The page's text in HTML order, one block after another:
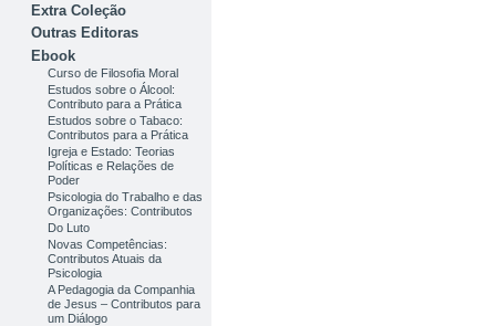
Extra Coleção
Outras Editoras
Ebook
Curso de Filosofia Moral
Estudos sobre o Álcool:
Contributo para a Prática
Estudos sobre o Tabaco:
Contributos para a Prática
Igreja e Estado: Teorias
Políticas e Relações de
Poder
Psicologia do Trabalho e das
Organizações: Contributos
Do Luto
Novas Competências:
Contributos Atuais da
Psicologia
A Pedagogia da Companhia
de Jesus – Contributos para
um Diálogo